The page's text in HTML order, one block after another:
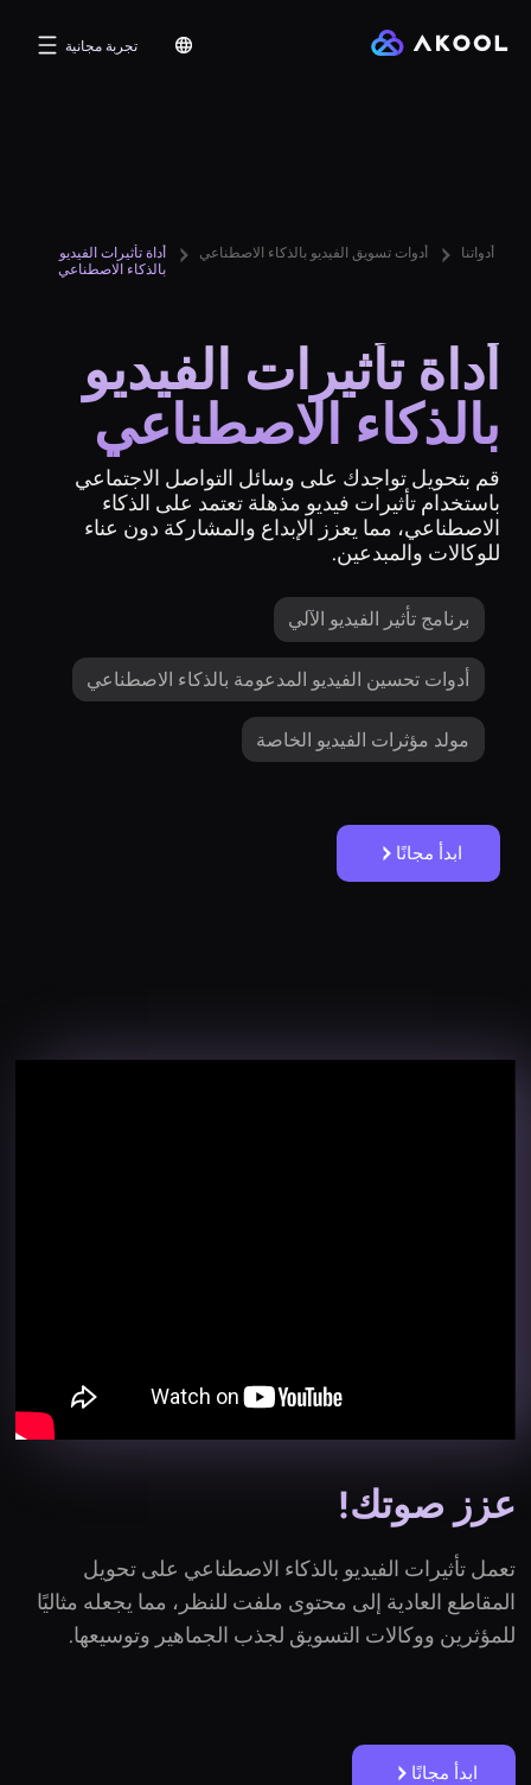
تجربة مجانية
أدواتنا أدوات تسويق الفيديو بالذكاء الاصطناعي
أداة تأثيرات الفيديو
بالذكاء الاصطناعي
أداة تأثيرات الفيديو
بالذكاء الاصطناعي
قم بتحويل تواجدك على وسائل التواصل الاجتماعي
باستخدام تأثيرات فيديو مذهلة تعتمد على الذكاء
الاصطناعي، مما يعزز الإبداع والمشاركة دون عناء
للوكالات والمبدعين.
برنامج تأثير الفيديو الآلي
أدوات تحسين الفيديو المدعومة بالذكاء الاصطناعي
مولد مؤثرات الفيديو الخاصة
ابدأ مجانًا
عزز صوتك!
تعمل تأثيرات الفيديو بالذكاء الاصطناعي على تحويل
المقاطع العادية إلى محتوى ملفت للنظر، مما يجعله مثاليًا
للمؤثرين ووكالات التسويق لجذب الجماهير وتوسيعها.
ابدأ مجانًا